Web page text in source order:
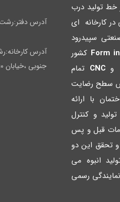
خط تولید درب
کارخانه اي
صنعتی سپیدرود
Form کشور
CNC تمام
سطح رضایت
با ارائه
و کنترل
قبل و پس
تحقق این دو
انبوه می
رسمی
آدرس
آدرس
جنوبی ،خیابان ۲۱۰